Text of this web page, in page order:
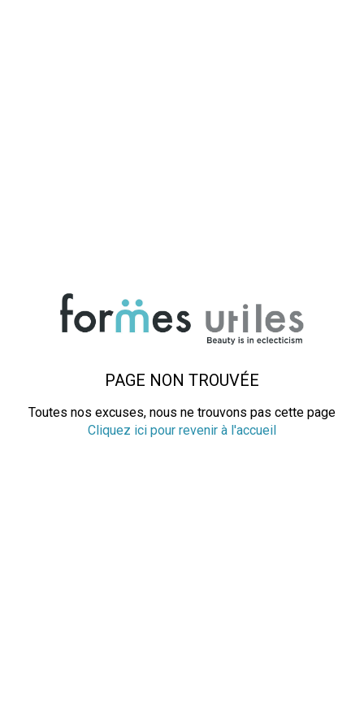
PAGE NON TROUVÉE
Toutes nos excuses, nous ne trouvons pas cette page
Cliquez ici pour revenir à l'accueil